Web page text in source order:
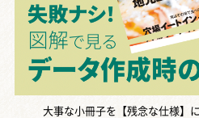
大事な小冊子を【残念な仕様】